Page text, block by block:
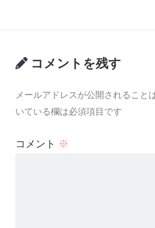
コメントを残す
メールアドレスが公開されること
いている欄は必須項目です
コメント ※